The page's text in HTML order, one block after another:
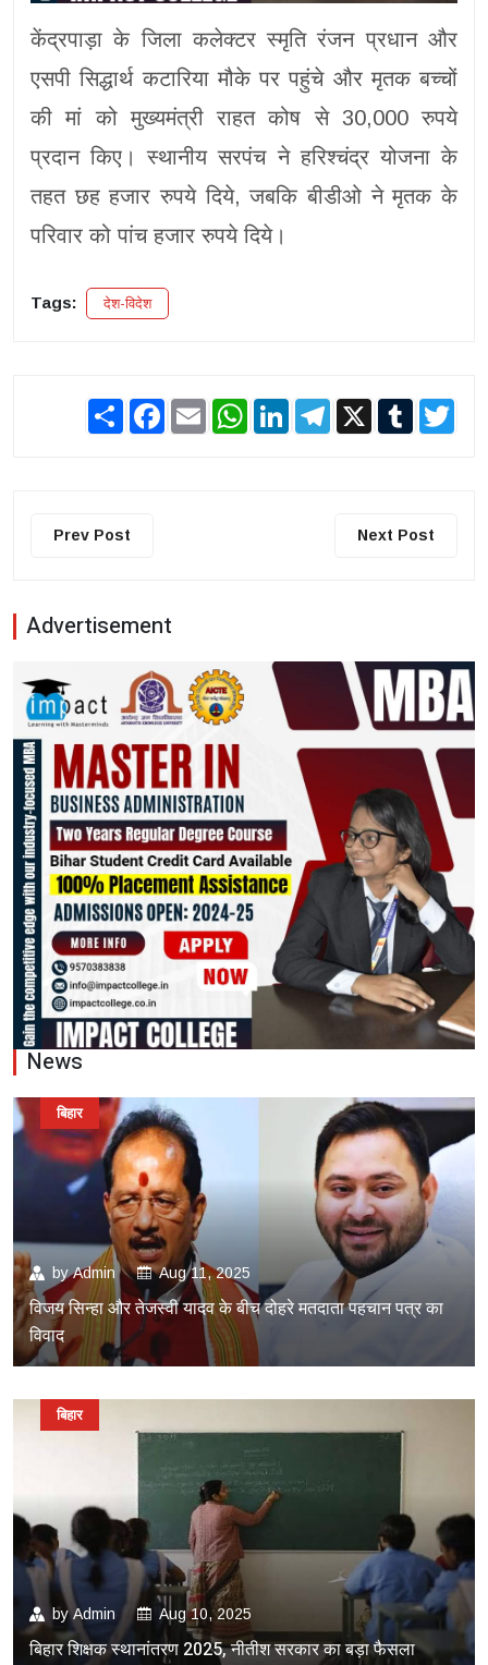
केंद्रपाड़ा के जिला कलेक्टर स्मृति रंजन प्रधान और
एसपी सिद्धार्थ कटारिया मौके पर पहुंचे और मृतक बच्चों
की मां को मुख्यमंत्री राहत कोष से 30,000 रुपये
प्रदान किए। स्थानीय सरपंच ने हरिश्चंद्र योजना के
तहत छह हजार रुपये दिये, जबकि बीडीओ ने मृतक के
परिवार को पांच हजार रुपये दिये।
Tags: देश-विदेश
Share Facebook
Email WhatsAppLinkedInTelegram
X Tumblr
Prev Post Next Post
Advertisement
News
byAdmin Aug 11, 2025
विजय सिन्हा और तेजस्वी यादव के बीच दोहरे मतदाता पहचान पत्र का
विवाद
बिहार
byAdmin Aug 10, 2025
बिहार शिक्षक स्थानांतरण 2025, नीतीश सरकार का बड़ा फैसला
बिहार